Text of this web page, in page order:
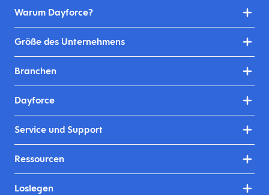
Warum Dayforce?
Größe des Unternehmens
Branchen
Dayforce
Service und Support
Ressourcen
Loslegen